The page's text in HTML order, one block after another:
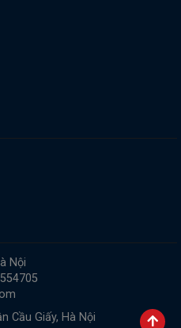
Nội
Cầu Giấy, Hà Nội